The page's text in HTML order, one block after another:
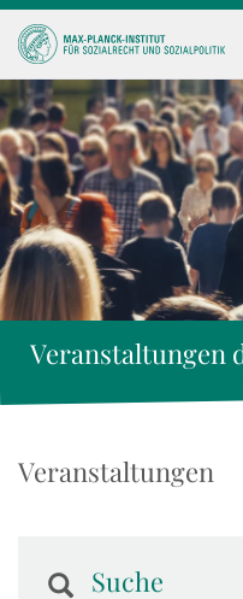
Veranstaltungen
Veranstaltungen
Suche